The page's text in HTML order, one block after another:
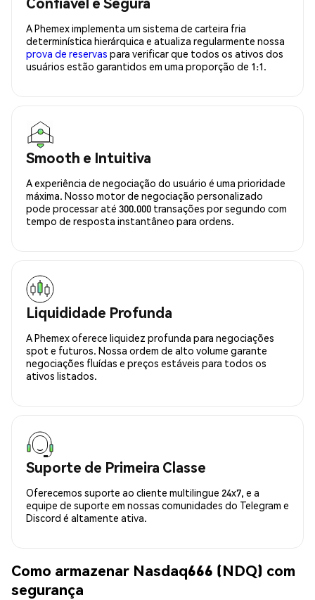
A Phemex implementa um sistema de carteira fria
determinística hierárquica e atualiza regularmente nossa
prova de reservas para verificar que todos os ativos dos
usuários estão garantidos em uma proporção de 1:1.
Smooth e Intuitiva
A experiência de negociação do usuário é uma prioridade
máxima. Nosso motor de negociação personalizado
pode processar até 300.000 transações por segundo com
tempo de resposta instantâneo para ordens.
Liquididade Profunda
A Phemex oferece liquidez profunda para negociações
spot e futuros. Nossa ordem de alto volume garante
negociações fluídas e preços estáveis para todos os
ativos listados.
Suporte de Primeira Classe
Oferecemos suporte ao cliente multilingue 24x7, e a
equipe de suporte em nossas comunidades do Telegram e
Discord é altamente ativa.
Como armazenar Nasdaq666 (NDQ) com
segurança